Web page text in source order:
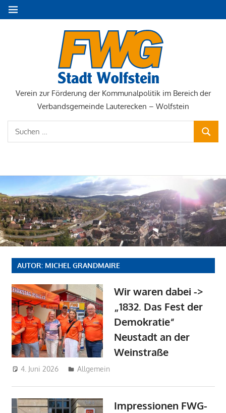
Zum
InhaltMENÜ
Verein zur Förderung der Kommunalpolitik im Bereich der
Verbandsgemeinde Lauterecken – Wolfstein
Suchen
nach:
AUTOR: MICHEL GRANDMAIRE
Wir waren dabei ->
„1832. Das Fest der
Demokratie“
Neustadt an der
Weinstraße
4. Juni 2026 Michel Grandmaire
Allgemein
Impressionen FWG-